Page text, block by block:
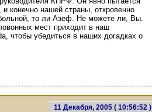
конечно нашей страны, откровенно
то ли Азеф. Не можете ли, Вы.
мест приходит в наш
чтобы убедиться в наших догадках о
11 Декабря, 2005 ( 10:56:52 )